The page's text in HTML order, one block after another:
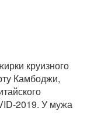
круизного
Камбоджи,
2019. У мужа